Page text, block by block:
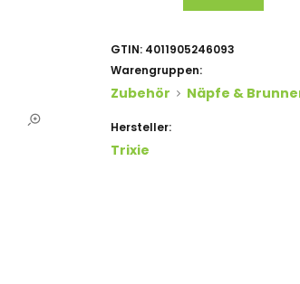
GTIN: 4011905246093
Warengruppen:
Zubehör Näpfe &
Hersteller:
Trixie